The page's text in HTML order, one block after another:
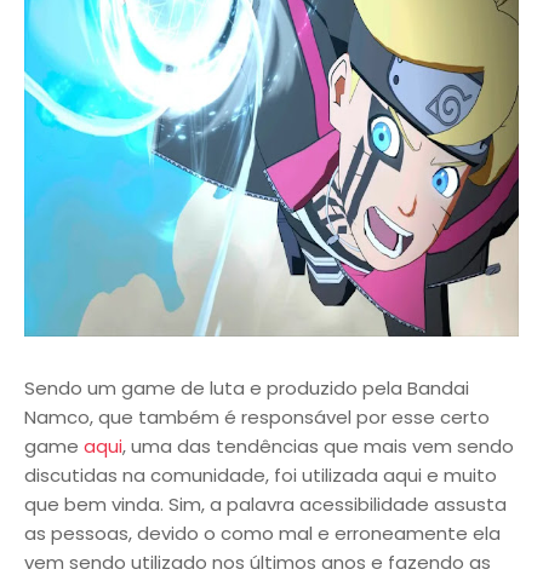
Sendo um game de luta e produzido pela Bandai
Namco, que também é responsável por esse certo
game aqui, uma das tendências que mais vem sendo
discutidas na comunidade, foi utilizada aqui e muito
que bem vinda. Sim, a palavra acessibilidade assusta
as pessoas, devido o como mal e erroneamente ela
vem sendo utilizado nos últimos anos e fazendo as